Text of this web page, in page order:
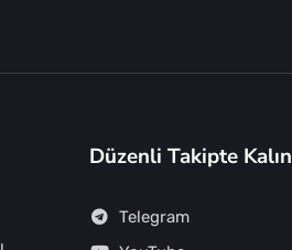
Düzenli Takipte Kalın
Telegram